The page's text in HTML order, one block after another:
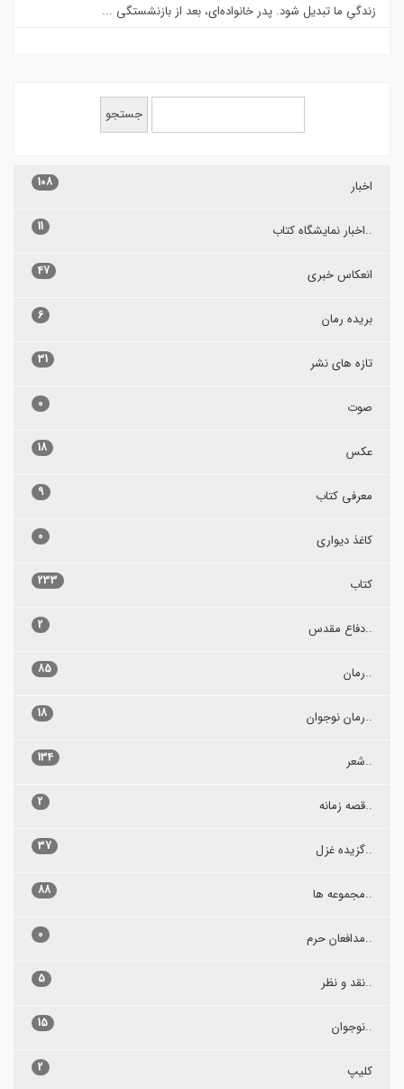
زندگیِ ما تبدیل شود. پدر خانواده‌ای، بعد از بازنشستگی ...
اخبار 108
..اخبار نمایشگاه کتاب 11
انعکاس خبری 47
بریده رمان 6
تازه های نشر 31
صوت 0
عکس 18
معرفی کتاب 9
کاغذ دیواری 0
کتاب 233
..دفاع مقدس 2
..رمان 85
..رمان نوجوان 18
..شعر 134
..قصه زمانه 2
..گزیده غزل 37
..مجموعه ها 88
..مدافعان حرم 0
..نقد و نظر 5
..نوجوان 15
کلیپ 2